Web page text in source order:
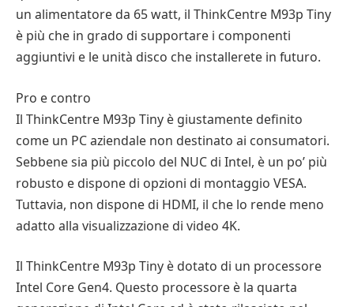
un alimentatore da 65 watt, il ThinkCentre M93p Tiny
è più che in grado di supportare i componenti
aggiuntivi e le unità disco che installerete in futuro.
Pro e contro
Il ThinkCentre M93p Tiny è giustamente definito
come un PC aziendale non destinato ai consumatori.
Sebbene sia più piccolo del NUC di Intel, è un po’ più
robusto e dispone di opzioni di montaggio VESA.
Tuttavia, non dispone di HDMI, il che lo rende meno
adatto alla visualizzazione di video 4K.
Il ThinkCentre M93p Tiny è dotato di un processore
Intel Core Gen4. Questo processore è la quarta